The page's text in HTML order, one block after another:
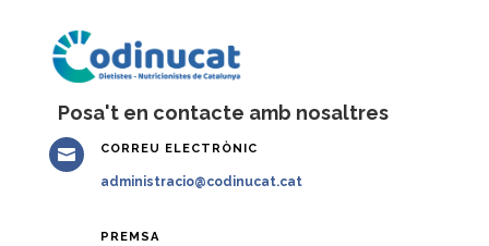
Posa't en contacte amb nosaltres
 CORREU ELECTRÒNIC
administracio@codinucat.cat
PREMSA